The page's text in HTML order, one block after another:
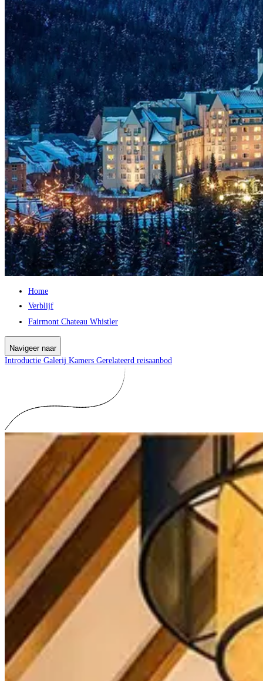
Home
Verblijf
Fairmont Chateau Whistler
Navigeer naar
Introductie Galerij Kamers Gerelateerd reisaanbod